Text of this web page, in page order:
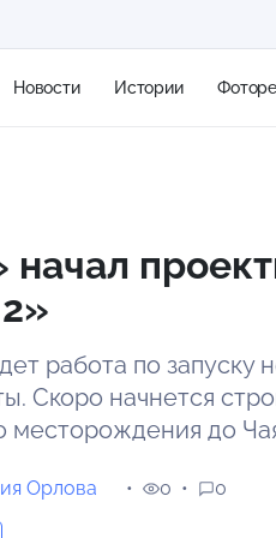
Новости Истории
начал
работа по запуску
Скоро начнется
месторождения до
Орлова 0 0